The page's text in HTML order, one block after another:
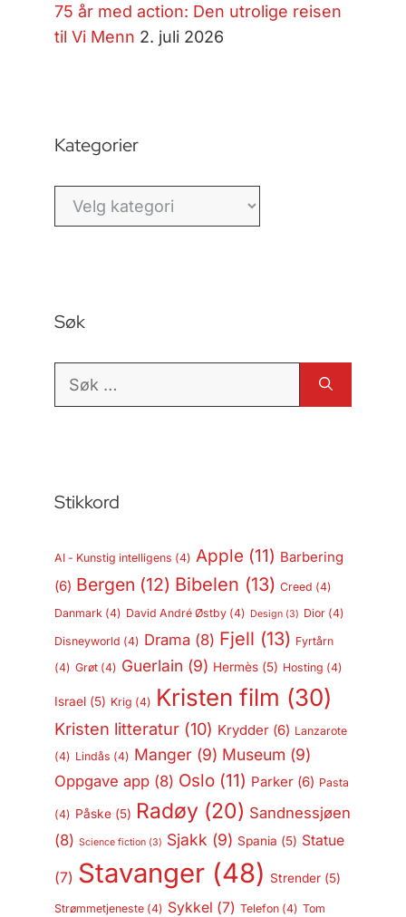
75 år med action: Den utrolige reisen
til Vi Menn 2. juli 2026
Kategorier
Kategorier
Søk
Søk
Stikkord
AI - Kunstig intelligens (4) Apple (11) Barbering
(6) Bergen (12) Bibelen (13) Creed (4)
Danmark (4) David André Østby(4) Design(3) Dior(4)
Disneyworld (4) Drama (8) Fjell (13) Fyrtårn
(4) Grøt(4) Guerlain (9) Hermès(5) Hosting (4)
Israel(5) Krig (4) Kristen film (30)
Kristen litteratur(10) Krydder(6) Lanzarote
(4) Lindås (4) Manger(9) Museum (9)
Oppgave app(8) Oslo(11) Parker(6) Pasta
(4) Påske(5) Radøy(20) Sandnessjøen
(8) Science fiction(3) Sjakk (9) Spania (5) Statue
(7) Stavanger(48) Strender(5)
Strømmetjeneste(4) Sykkel (7) Telefon(4) Tom